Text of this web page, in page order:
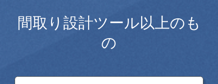
間取り設計ツール以上のも
の